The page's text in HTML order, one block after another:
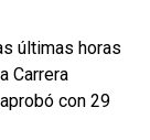
últimas horas
Carrera
con 29